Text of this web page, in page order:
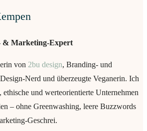
& Marketing-Expert
von 2bu design, Branding- und
Nerd und überzeugte Veganerin. Ich
ethische und werteorientierte Unternehmen
– ohne Greenwashing, leere Buzzwords
Geschrei.